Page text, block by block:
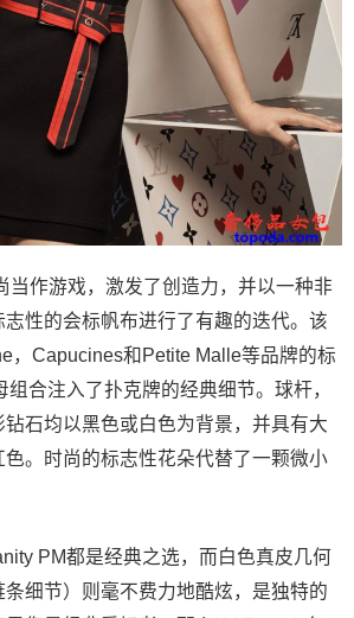
当作游戏，激发了创造力，并以一种非
性的会标帆布进行了有趣的迭代。该
，Capucines和Petite Malle等品牌的标
合注入了扑克牌的经典细节。球杆，
石均以黑色或白色为背景，并具有大
。时尚的标志性花朵代替了一颗微小
PM都是经典之选，而白色真皮几何
细节）则毫不费力地酷炫，是独特的